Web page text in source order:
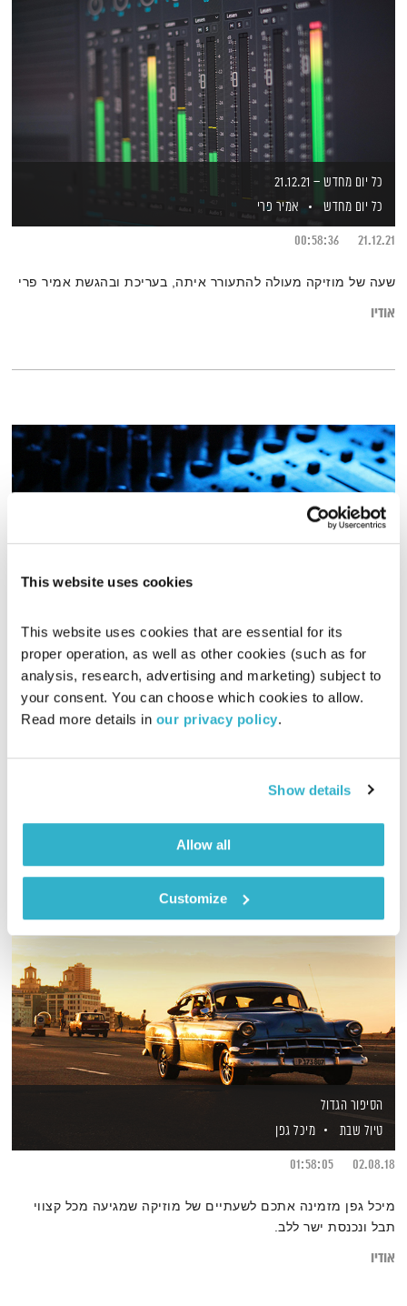
This website uses cookies
This website uses cookies that are essential for its
proper operation, as well as other cookies (such as for
analysis, research, advertising and marketing) subject to
your consent. You can choose which cookies to allow.
Read more details in our privacy policy.
Show details
Allow all
Customize
כל יום מחדש – 21.12.21
כל יום מחדש
אמיר פרי
21.12.21
00:58:36
שעה של מוזיקה מעולה להתעורר איתה, בעריכת ובהגשת אמיר פרי
אודיו
התעוררות – 3.7.23
התעוררות
גליה גלעדי
03.07.23
01:27:51
מעולה בעריכתה ובהגשתה
אודיו
הסיפור הגדול
טיול שבת
מיכל גפן
02.08.18
01:58:05
מיכל גפן מזמינה אתכם לשעתיים של מוזיקה שמגיעה מכל קצווי
תבל ונכנסת ישר ללב.
אודיו